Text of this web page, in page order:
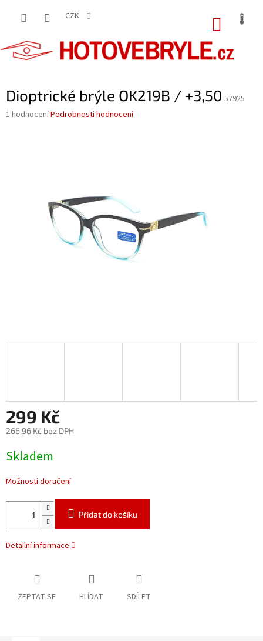
CZK
Dioptrické brýle OK219B / +3,50 57925
Průměrné
1 hodnoceníPodrobnosti hodnocení
299 Kč
266,96 Kč bez DPH
cena:
Skladem
Možnosti doručení
Přidat do košíku
Detailní informace
ZEPTAT SE HLÍDAT SDÍLET